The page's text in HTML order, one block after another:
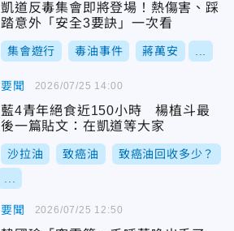
凱道反毒集會即將登場！熱傷害、踩
踏意外「安全3要訣」一次看
集會遊行 毒油事件 蔣萬安
要聞
藍4青年絕食近150小時 楊植斗最
後一篇貼文：在凱道等大家
沙拉油 致癌油 致癌油回收多少？
2026/07/25 14:00
要聞 2026/07/25 12:50